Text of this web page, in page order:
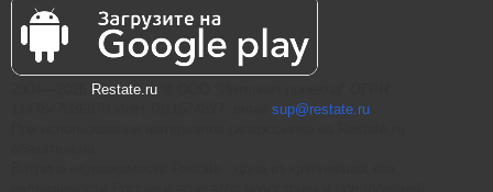
Restate.ru
sup@restate.ru